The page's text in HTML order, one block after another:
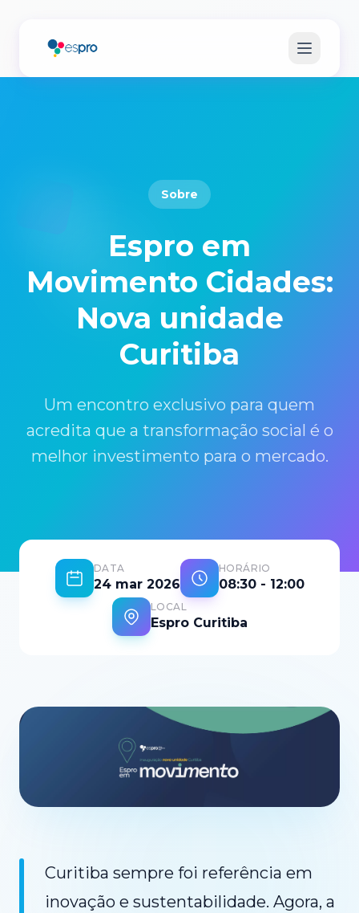
Sobre
Espro em
Movimento Cidades:
Nova unidade
Curitiba
Um encontro exclusivo para quem
acredita que a transformação social é o
melhor investimento para o mercado.
DATA
24 mar 2026
HORÁRIO
08:30 - 12:00
LOCAL
Espro Curitiba
Curitiba sempre foi referência em
inovação e sustentabilidade. Agora, a